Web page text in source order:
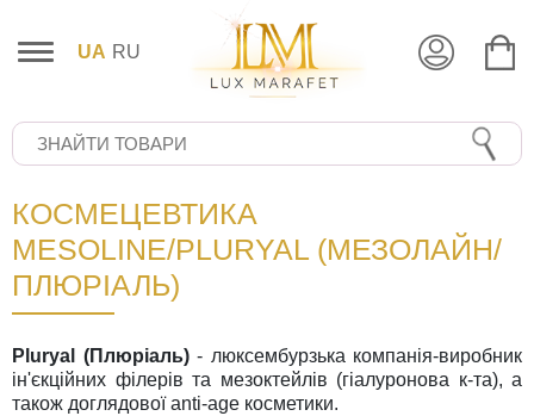
UA RU
КОСМЕЦЕВТИКА
MESOLINE/PLURYAL (МЕЗОЛАЙН/
ПЛЮРІАЛЬ)
Pluryal (Плюріаль)- люксембурзька компанія-виробник
ін'єкційних філерів та мезоктейлів (гіалуронова к-та), а
також доглядової anti-age косметики.